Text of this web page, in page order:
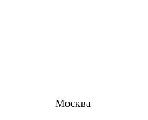
Москва